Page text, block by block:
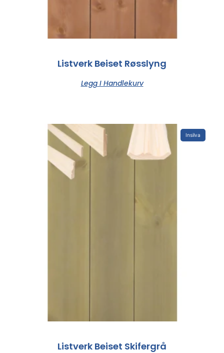
Listverk Beiset Røsslyng
Legg I Handlekurv
Insilva
Listverk Beiset Skifergrå